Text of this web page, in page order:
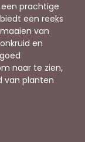
prachtige
een reeks
van
en
naar te zien,
van planten